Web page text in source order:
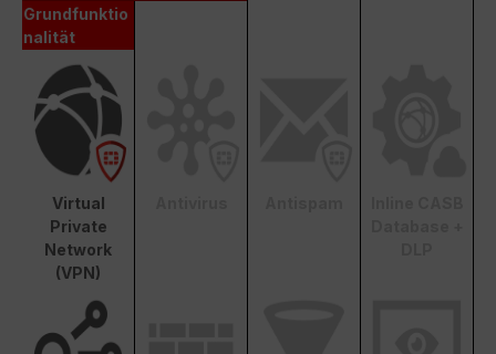
Grundfunktio
nalität
Virtual
Private
Network
(VPN)